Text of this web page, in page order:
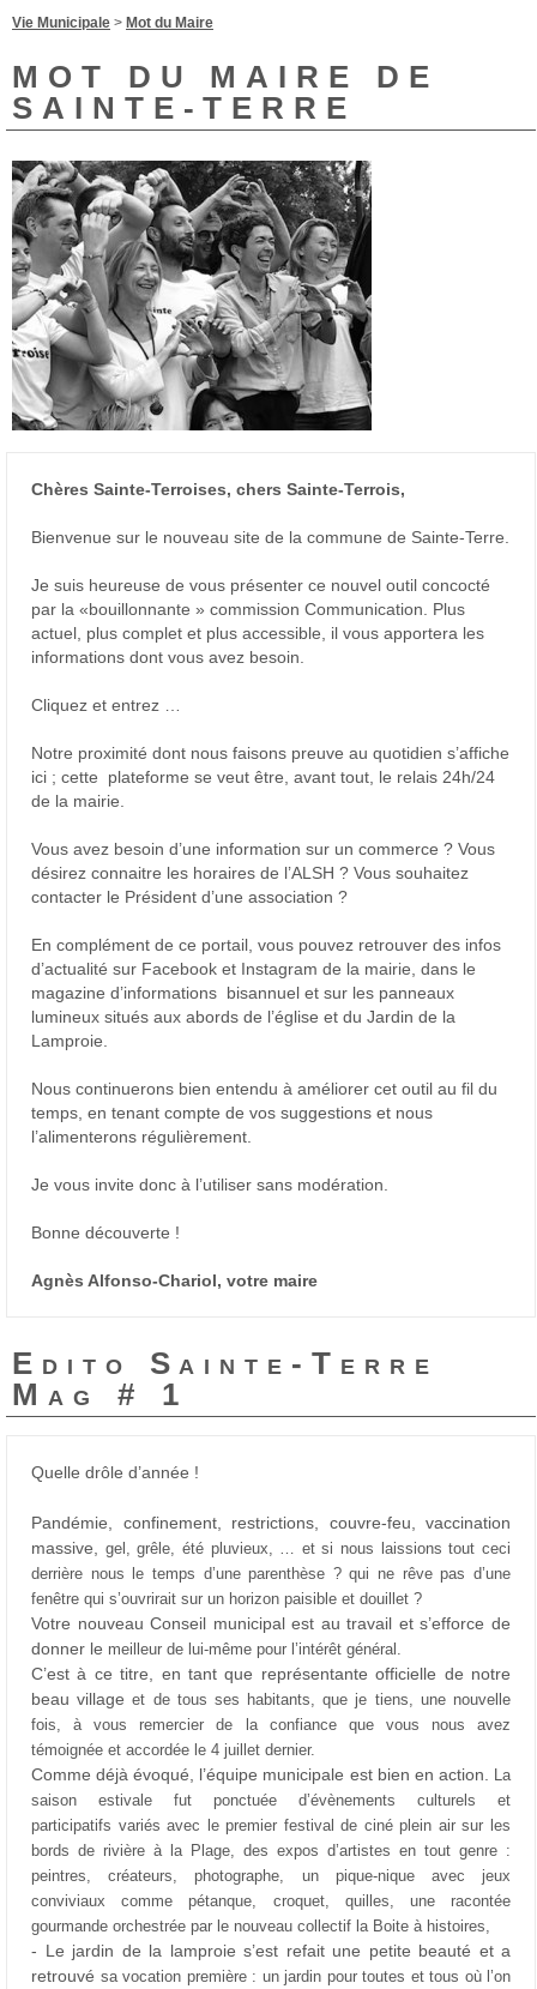
Vie Municipale > Mot du Maire
MOT DU MAIRE DE
SAINTE-TERRE
Chères Sainte-Terroises, chers Sainte-Terrois,
Bienvenue sur le nouveau site de la commune de Sainte-Terre.
Je suis heureuse de vous présenter ce nouvel outil concocté
par la «bouillonnante » commission Communication. Plus
actuel, plus complet et plus accessible, il vous apportera les
informations dont vous avez besoin.
Cliquez et entrez …
Notre proximité dont nous faisons preuve au quotidien s’affiche
ici ; cette plateforme se veut être, avant tout, le relais 24h/24
de la mairie.
Vous avez besoin d’une information sur un commerce ? Vous
désirez connaitre les horaires de l’ALSH ? Vous souhaitez
contacter le Président d’une association ?
En complément de ce portail, vous pouvez retrouver des infos
d’actualité sur Facebook et Instagram de la mairie, dans le
magazine d’informations bisannuel et sur les panneaux
lumineux situés aux abords de l’église et du Jardin de la
Lamproie.
Nous continuerons bien entendu à améliorer cet outil au fil du
temps, en tenant compte de vos suggestions et nous
l’alimenterons régulièrement.
Je vous invite donc à l’utiliser sans modération.
Bonne découverte !
Agnès Alfonso-Chariol, votre maire
Edito Sainte-Terre
Mag # 1
Quelle drôle d’année !
Pandémie, confinement, restrictions, couvre-feu, vaccination
massive, gel, grêle, été pluvieux, … et si nous laissions tout ceci
derrière nous le temps d’une parenthèse ? qui ne rêve pas d’une
fenêtre qui s’ouvrirait sur un horizon paisible et douillet ?
Votre nouveau Conseil municipal est au travail et s’efforce de
donner le meilleur de lui-même pour l’intérêt général.
C’est à ce titre, en tant que représentante officielle de notre
beau villageet de tous ses habitants, que je tiens, une nouvelle
fois, à vous remercierde la confiance que vous nous avez
témoignée et accordée le 4 juillet dernier.
Comme déjà évoqué, l’équipe municipale est bien en action.
La
saison estivale fut ponctuée d’évènements culturels et
participatifs variés avec le premier festival de ciné plein air sur les
bords de rivière à la Plage, des expos d’artistes en tout genre :
peintres, créateurs,photographe, un pique-nique avec jeux
conviviaux comme pétanque, croquet, quilles, une racontée
gourmande orchestrée par le nouveau collectif la Boite à histoires,
- Le jardin de la lamproie s’est refait une petite beauté et a
retrouvé sa vocation première : un jardin pour toutes et tous où l’on